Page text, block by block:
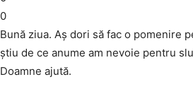
0
Bună ziua. Aș dori să fac o pomenire
știu de ce anume am nevoie pentru
Doamne ajută.